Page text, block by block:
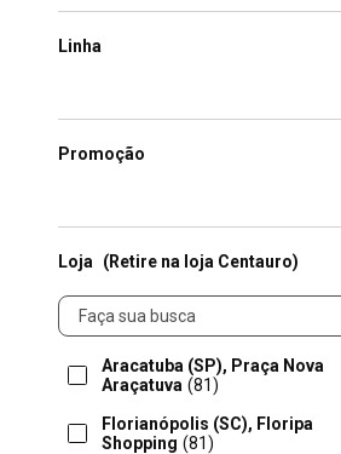
Linha
Promoção
Loja (Retire na loja Centauro)
Loja
Aracatuba (SP), Praça Nova
Araçatuva (81)
Florianópolis (SC), Floripa
Shopping (81)